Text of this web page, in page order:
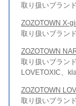
取り扱いブラン
ZOZOTOWN X-
取り扱いブラン
ZOZOTOWN
取り扱いブラン
LOVETOXIC、
ZOZOTOWN
取り扱いブラン